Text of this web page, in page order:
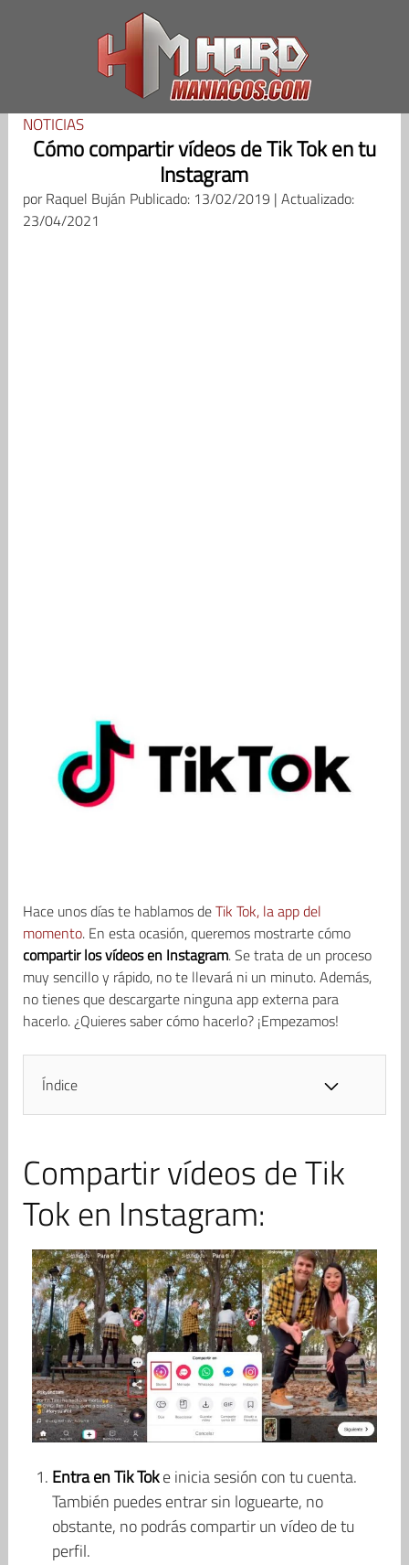
NOTICIAS
Cómo compartir vídeos de Tik Tok en tu
Instagram
porRaquel Buján Publicado: 13/02/2019 | Actualizado:
23/04/2021
Hace unos días te hablamos deTik Tok, la app del
momento. En esta ocasión, queremos mostrarte cómo
compartir los vídeos en Instagram. Se trata de un proceso
muy sencillo y rápido, no te llevará ni un minuto. Además,
no tienes que descargarte ninguna app externa para
hacerlo. ¿Quieres saber cómo hacerlo? ¡Empezamos!
Índice
Compartir vídeos de Tik
Tok en Instagram:
Entra en Tik Toke inicia sesión con tu cuenta.
También puedes entrar sin loguearte, no
obstante, no podrás compartir un vídeo de tu
perfil.